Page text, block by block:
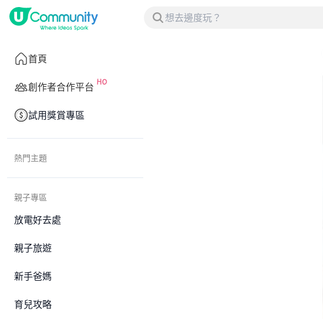
首頁
創作者合作平台
試用獎賞專區
熱門主題
親子專區
放電好去處
親子旅遊
新手爸媽
育兒攻略